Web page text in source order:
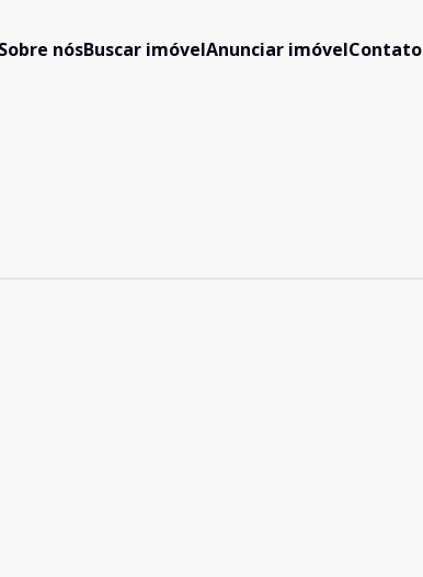
Sobre nósBuscar imóvelAnunciar imóvelContato